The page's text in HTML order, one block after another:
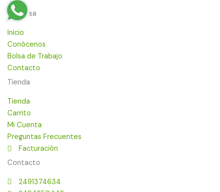
Empresa
Inicio
Conócenos
Bolsa de Trabajo
Contacto
Tienda
Tienda
Carrito
Mi Cuenta
Preguntas Frecuentes
Facturación
Contacto
2491374634